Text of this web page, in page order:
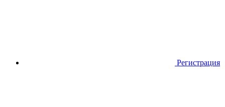
Регистрация